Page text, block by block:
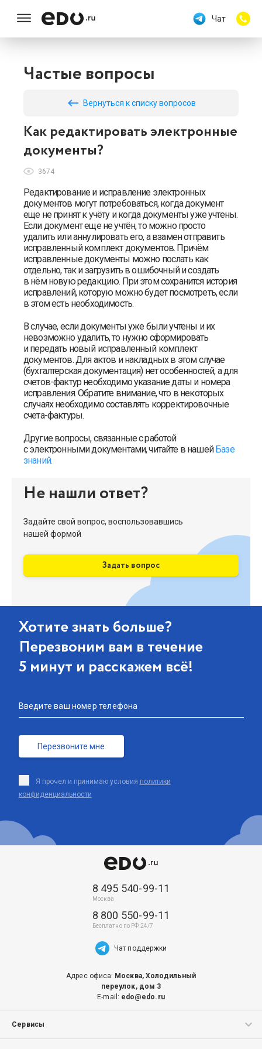
Чат
Частые вопросы
keyboard_backspace Вернуться к списку вопросов
Как редактировать электронные
документы?
3674
Редактирование и исправление электронных
документов могут потребоваться, когда документ
еще не принят к учёту и когда документы уже учтены.
Если документ еще не учтён, то можно просто
удалить или аннулировать его, а взамен отправить
исправленный комплект документов. Причём
исправленные документы можно послать как
отдельно, так и загрузить в ошибочный и создать
в нём новую редакцию. При этом сохранится история
исправлений, которую можно будет посмотреть, если
в этом есть необходимость.
В случае, если документы уже были учтены и их
невозможно удалить, то нужно сформировать
и передать новый исправленный комплект
документов. Для актов и накладных в этом случае
(бухгалтерская документация) нет особенностей, а для
счетов-фактур необходимо указание даты и номера
исправления. Обратите внимание, что в некоторых
случаях необходимо составлять корректировочные
счета-фактуры.
Другие вопросы, связанные с работой
с электронными документами, читайте в нашейБазе
знаний.
Не нашли ответ?
Задайте свой вопрос, воспользовавшись
нашей формой
Задать вопрос
Хотите знать больше?
Перезвоним вам в течение
5 минут и расскажем всё!
Введите ваш номер телефона
Перезвоните мне
Я прочел и принимаю условия политики
конфиденциальности
Адрес офиса: Москва, Холодильный
переулок, дом 3
E-mail: edo@edo.ru
8 495 540-99-11
8 800 550-99-11
Чат поддержки
Сервисы